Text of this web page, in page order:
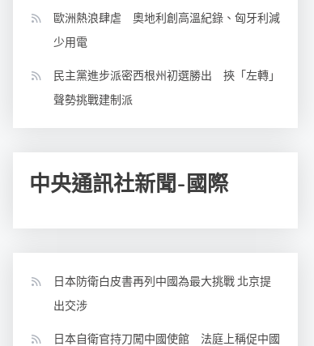
歐洲熱浪肆虐 奧地利創高溫紀錄、匈牙利減
少用電
民主黨進步派密西根州初選勝出 挾「左轉」
聲勢挑戰建制派
中央通訊社新聞-國際
日本防衛白皮書再列中國為最大挑戰 北京提
出交涉
日本自衛官持刀闖中國使館 法庭上稱促中國